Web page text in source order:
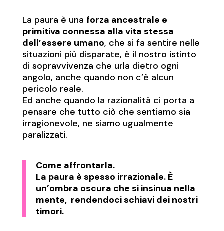
La paura è una forza ancestrale e
primitiva connessa alla vita stessa
dell’essere umano, che si fa sentire nelle
situazioni più disparate, è il nostro istinto
di sopravvivenza che urla dietro ogni
angolo, anche quando non c’è alcun
pericolo reale.
Ed anche quando la razionalità ci porta a
pensare che tutto ciò che sentiamo sia
irragionevole, ne siamo ugualmente
paralizzati.
Come affrontarla.
La paura è spesso irrazionale. È
un’ombra oscura che si insinua nella
mente, rendendoci schiavi dei nostri
timori.